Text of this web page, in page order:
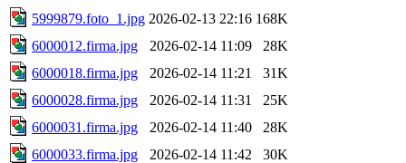
5999879.foto_1.jpg 2026-02-13 22:16 168K
6000012.firma.jpg
2026-02-14 11:09
28K
6000018.firma.jpg
2026-02-14 11:21
31K
6000028.firma.jpg
2026-02-14 11:31
25K
6000031.firma.jpg
2026-02-14 11:40
28K
6000033.firma.jpg
2026-02-14 11:42
30K